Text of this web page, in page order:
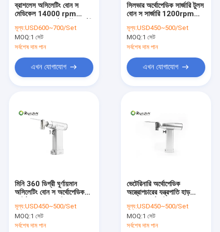
ব্রাশলেস অসিলেটিং বোন স
মেডিকেল 14000 rpm
মূল্য:USD600~700/Set
MOQ:1 সেট
সর্বশেষ দাম পান
এখন যোগাযোগ
সিলভার অর্থোপেডিক সার্জারি টুলস
বোন স সার্জারি 1200rpm
মূল্য:USD450~500/Set
MOQ:1 সেট
সর্বশেষ দাম পান
এখন যোগাযোগ
মিনি 360 ডিগ্রী ঘূর্ণায়মান
অসিলেটিং বোন স অর্থোপেডিক
মূল্য:USD450~500/Set
MOQ:1 সেট
সর্বশেষ দাম পান
ভেটেরিনারি অর্থোপেডিক
অস্ত্রোপচারের যন্ত্রপাতি হাড়
18000rpm
মূল্য:USD450~500/Set
MOQ:1 সেট
সর্বশেষ দাম পান